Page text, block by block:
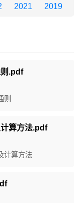
2021 2019
.pdf
则
算方法.pdf
计算方法